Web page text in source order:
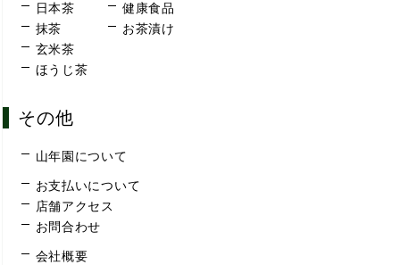
日本茶
抹茶
玄米茶
ほうじ茶
健康食品
お茶漬け
その他
山年園について
お支払いについて
店舗アクセス
お問合わせ
会社概要